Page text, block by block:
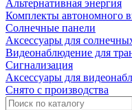
Альтернативная энергия
Комплекты автономного
Солнечные панели
Аксессуары для
Видеонаблюдение для
Сигнализация
Аксессуары для
Снято с производства